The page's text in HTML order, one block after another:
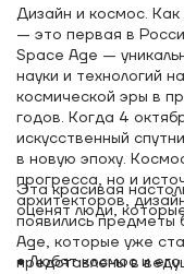
Дизайн и космос. Как
— это первая в
Space Age —
науки и технологий
космической эры в
годов. Когда 4
искусственный
в новую эпоху.
прогресса, но и
архитекторов,
появились предметы
Age, которые уже
представлены в
Эта красивая
оценят люди,
● Любят космос и его